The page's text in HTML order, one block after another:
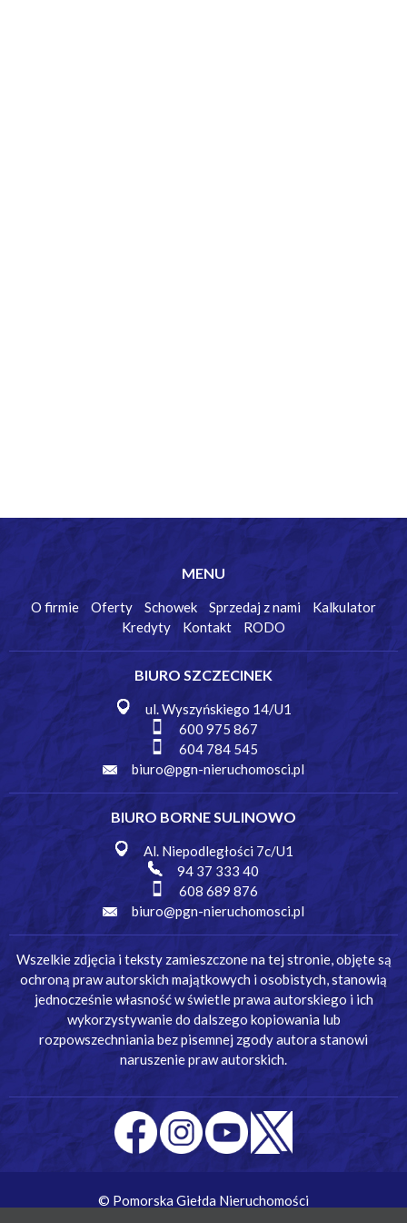
MENU
O firmie Oferty Schowek Sprzedaj z nami
Kalkulator
Kredyty
Kontakt RODO
BIURO SZCZECINEK
ul. Wyszyńskiego 14/U1
600 975 867
604 784 545
biuro@pgn-nieruchomosci.pl
BIURO BORNE SULINOWO
Al. Niepodległości 7c/U1
94 37 333 40
608 689 876
biuro@pgn-nieruchomosci.pl
Wszelkie zdjęcia i teksty zamieszczone na tej stronie, objęte są
ochroną praw autorskich majątkowych i osobistych, stanowią
jednocześnie własność w świetle prawa autorskiego i ich
wykorzystywanie do dalszego kopiowania lub
rozpowszechniania bez pisemnej zgody autora stanowi
naruszenie praw autorskich.
© Pomorska Giełda Nieruchomości